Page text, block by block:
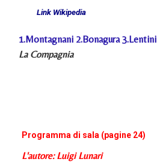
Link Wikipedia
1.Montagnani 2.Bonagura3.Lentini
La Compagnia
Programma di sala (pagine 24)
L'autore: Luigi Lunari